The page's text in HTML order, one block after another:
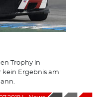
Trophy in
kein Ergebnis am